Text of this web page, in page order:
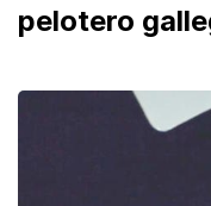
pelotero